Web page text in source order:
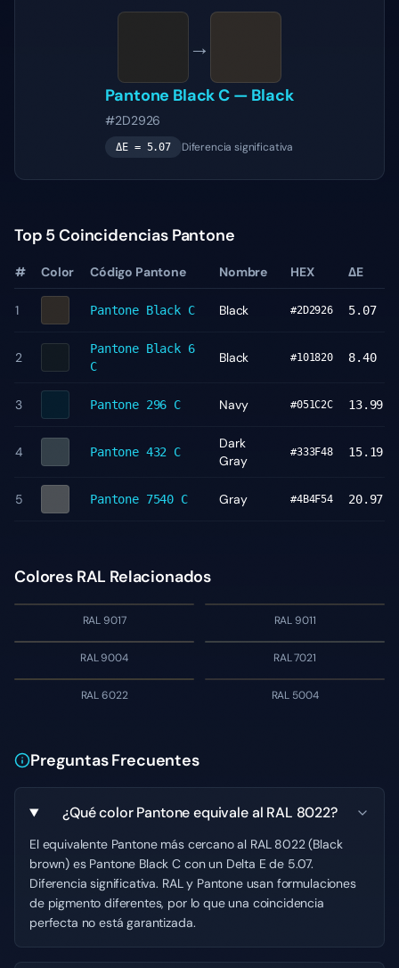
→
Pantone Black C— Black
#2D2926
ΔE = 5.07 Diferencia significativa
Top 5 Coincidencias Pantone
# Color Código Pantone Nombre HEX ΔE
1 Pantone Black C Black #2D2926 5.07
2
Pantone Black 6
C
Black #101820 8.40
3 Pantone 296 C Navy #051C2C 13.99
4 Pantone 432 C
Dark
Gray
#333F48 15.19
5 Pantone 7540 C Gray #4B4F54 20.97
Colores RAL Relacionados
RAL 9017 RAL 9011
RAL 9004 RAL 7021
RAL 6022 RAL 5004
Preguntas Frecuentes
¿Qué color Pantone equivale al RAL 8022?
El equivalente Pantone más cercano al RAL 8022 (Black
brown) es Pantone Black C con un Delta E de 5.07.
Diferencia significativa. RAL y Pantone usan formulaciones
de pigmento diferentes, por lo que una coincidencia
perfecta no está garantizada.